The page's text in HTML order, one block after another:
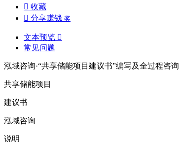
 收藏
 分享赚钱 奖
文本预览 
常见问题
泓域咨询·“共享储能项目建议书”编写及全过程咨询
共享储能项目
建议书
泓域咨询
说明